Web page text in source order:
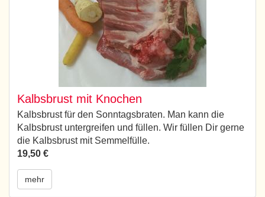
Kalbsbrust mit Knochen
Kalbsbrust für den Sonntagsbraten. Man kann die
Kalbsbrust untergreifen und füllen. Wir füllen Dir gerne
die Kalbsbrust mit Semmelfülle.
19,50 €
mehr